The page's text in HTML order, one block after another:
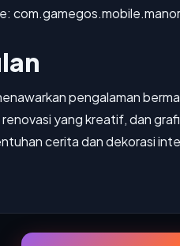
pengalaman
yang kreatif, dan
cerita dan dekorasi